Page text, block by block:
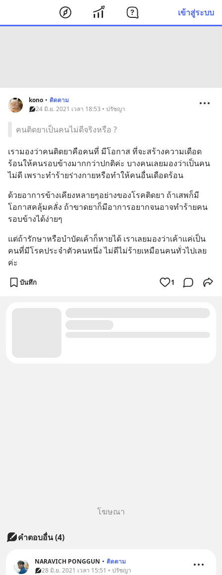
เข้าสู่ระบบ
kono • ติดตาม
24 มิ.ย. 2021 เวลา 18:53 • ปรัชญา
คนติดยาเป็นคนไม่ดีจริงหรือ ?
เรามองว่าคนติดยาคือคนที่ มีโอกาส ที่จะสร้างความเดือด
ร้อนให้คนรอบข้างมากกว่าปกติค่ะ บางคนเลยมองว่าเป็นคน
ไม่ดี เพราะทำร้ายร่างกายหรือทำให้คนอื่นเดือดร้อน
ด้วยอาการข้างเคียงหลายๆอย่างของโรคติดยา ถ้าเสพก็มี
โอกาสคลุ้มคลั่ง ถ้าขาดยาก็มีอาการอยากจนอาจทำร้ายคน
รอบข้างได้ง่ายๆ
แต่ถ้ารักษาหรือบำบัดเค้าก็หายได้ เราเลยมองว่าเค้าแค่เป็น
คนที่มีโรคประจำตัวคนหนึ่ง ไม่ดีไม่ร้ายเหมือนคนทั่วไปเลย
ค่ะ
บันทึก 1
โฆษณา
คำตอบอื่น(4)
NARAVICH PONGGUN • ติดตาม
28 มิ.ย. 2021 เวลา 15:51 • ปรัชญา